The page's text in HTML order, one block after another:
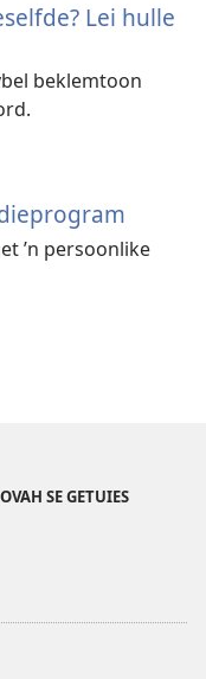
Lei hulle
beklemtoon
’n persoonlike
SE GETUIES